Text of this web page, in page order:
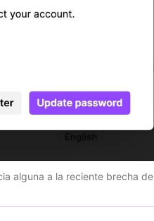
alguna a la reciente brecha de